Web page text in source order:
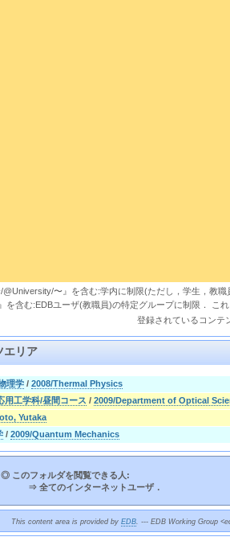
〜』を含む:学内に制限(ただし，学生，教
を含む:EDBユーザ(教職員)の特定グループに制限． こ
登録されているコンテ
エリア
理学 / 2008/Thermal Physics
用工学科/昼間コース / 2009/Department of Optical
Yutaka
/ 2009/Quantum Mechanics
◎ このフォルダを閲覧できる人:
⇒ 全てのインターネットユーザ．
This content area is provided by EDB. --- EDB Working Group